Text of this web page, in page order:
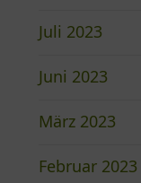
Juli 2023
Juni 2023
März 2023
Februar 2023